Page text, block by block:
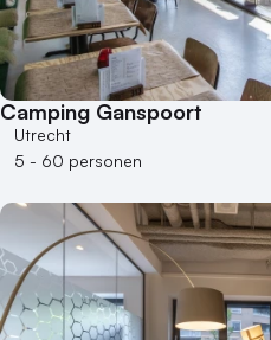
Camping Ganspoort
Utrecht
5 - 60 personen